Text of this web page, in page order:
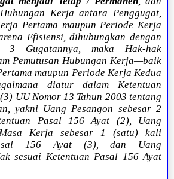
Kerja antara Penggugat,
Pertama maupun Periode Kerja
Efisiensi, dihubungkan dengan
3 Gugatannya, maka Hak-hak
Pemutusan Hubungan Kerja—baik
maupun Periode Kerja Kedua
diatur dalam Ketentuan
UU Nomor 13 Tahun 2003 tentang
yakni Uang Pesangon sebesar 2
Pasal 156 Ayat (2), Uang
Kerja sebesar 1 (satu) kali
156 Ayat (3), dan Uang
sesuai Ketentuan Pasal 156 Ayat